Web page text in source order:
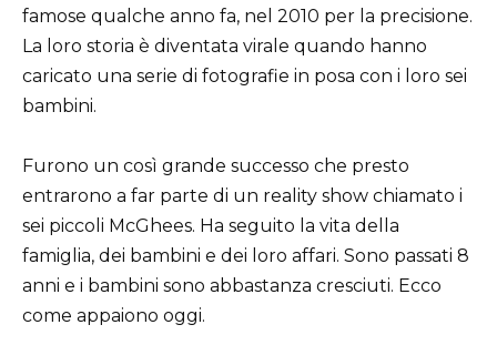
famose qualche anno fa, nel 2010 per la precisione.
La loro storia è diventata virale quando hanno
caricato una serie di fotografie in posa con i loro sei
bambini.
Furono un così grande successo che presto
entrarono a far parte di un reality show chiamato i
sei piccoli McGhees. Ha seguito la vita della
famiglia, dei bambini e dei loro affari. Sono passati 8
anni e i bambini sono abbastanza cresciuti. Ecco
come appaiono oggi.